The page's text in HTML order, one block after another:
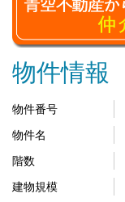
物件情報
物件番号
物件名
階数
建物規模